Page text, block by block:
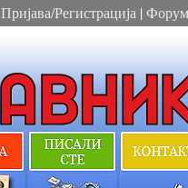
Пријава/Регистрација | Форум